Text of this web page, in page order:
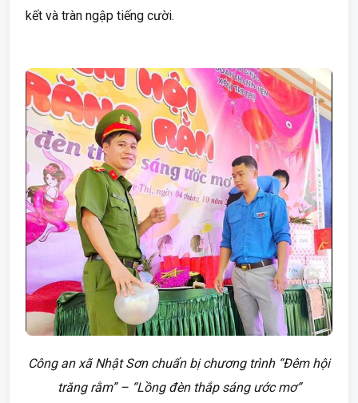
kết và tràn ngập tiếng cười.
Công an xã Nhật Sơn chuẩn bị chương trình “Đêm hội
trăng rằm” – “Lồng đèn thắp sáng ước mơ”